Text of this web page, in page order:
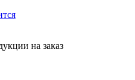
на заказ